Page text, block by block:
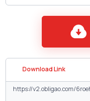
Download Link